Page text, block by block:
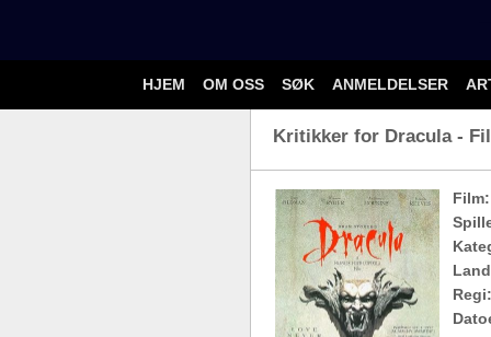
HJEM OM OSS SØK ANMELDELSER
Kritikker for Dracula -
Film:
Regi: